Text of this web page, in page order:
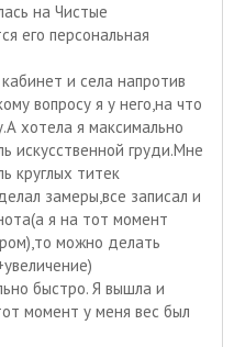
на Чистые
его персональная
и села напротив
вопросу я у него,на что
хотела я максимально
искусственной груди.Мне
круглых титек
замеры,все записал и
я на тот момент
можно делать
быстро. Я вышла и
момент у меня вес был